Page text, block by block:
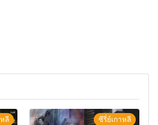
ลี ซีรี่ย์เกาหลี